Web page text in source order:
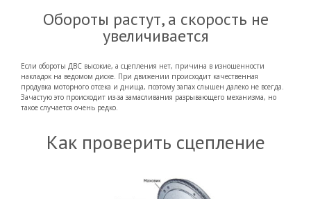
Обороты растут, а скорость не
увеличивается
Если обороты ДВС высокие, а сцепления нет, причина в изношенности
накладок на ведомом диске. При движении происходит качественная
продувка моторного отсека и днища, поэтому запах слышен далеко не всегда.
Зачастую это происходит из-за замасливания разрывающего механизма, но
такое случается очень редко.
Как проверить сцепление